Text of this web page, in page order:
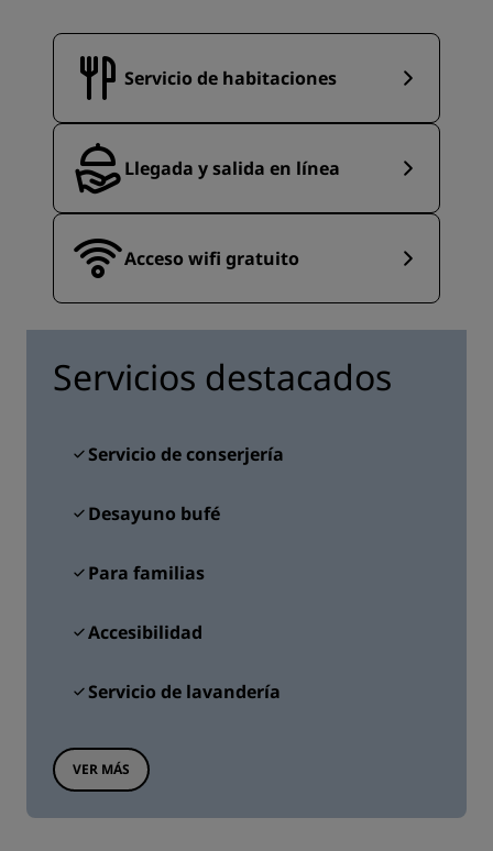
Servicio de habitaciones
Llegada y salida en línea
Acceso wifi gratuito
Servicios destacados
Servicio de conserjería
Desayuno bufé
Para familias
Accesibilidad
Servicio de lavandería
VER MÁS